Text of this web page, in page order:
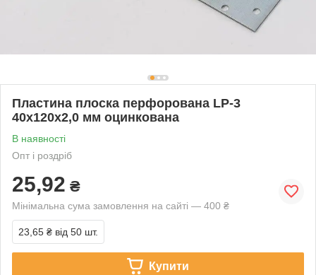
Пластина плоска перфорована LP-3
40х120х2,0 мм оцинкована
В наявності
Опт і роздріб
25,92 ₴
Мінімальна сума замовлення на сайті — 400 ₴
23,65 ₴ від 50 шт.
Купити